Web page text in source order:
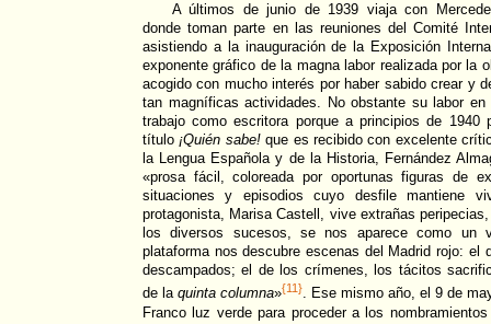
A últimos de junio de 1939 viaja con
donde toman parte en las reuniones del Comité
asistiendo a la inauguración de la Exposición
exponente gráfico de la magna labor realizada por la
acogido con mucho interés por haber sabido crear y
tan magníficas actividades. No obstante su labor
trabajo como escritora porque a principios de 1940
título¡Quién sabe!que es recibido con excelente
la Lengua Española y de la Historia, Fernández
«prosa fácil, coloreada por oportunas figuras de
situaciones y episodios cuyo desfile mantiene
protagonista, Marisa Castell, vive extrañas
los diversos sucesos, se nos aparece como un
plataforma nos descubre escenas del Madrid rojo: el
descampados; el de los crímenes, los tácitos
de la quinta columna»{11}. Ese mismo año, el 9 de
Franco luz verde para proceder a los